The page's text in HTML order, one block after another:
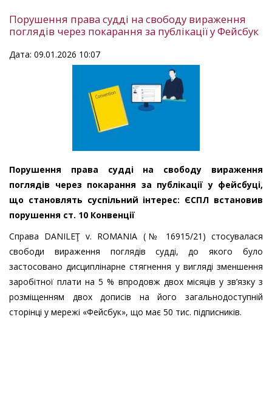
Порушення права судді на свободу вираження
поглядів через покарання за публікації у Фейсбук
Дата: 09.01.2026 10:07
Порушення права судді на свободу вираження
поглядів через покарання за публікації у фейсбуці,
що становлять суспільний інтерес: ЄСПЛ встановив
порушення ст. 10 Конвенції
Справа DANILEŢ v. ROMANIA (№ 16915/21) стосувалася
свободи вираження поглядів судді, до якого було
застосовано дисциплінарне стягнення у вигляді зменшення
заробітної плати на 5 % впродовж двох місяців у зв’язку з
розміщенням двох дописів на його загальнодоступній
сторінці у мережі «Фейсбук», що має 50 тис. підписників.